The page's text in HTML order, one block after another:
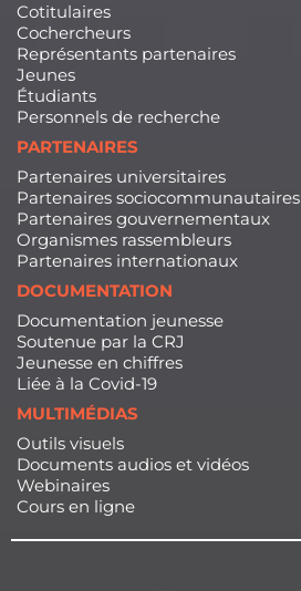
Cotitulaires
Cochercheurs
Représentants partenaires
Jeunes
Étudiants
Personnels de recherche
PARTENAIRES
Partenaires universitaires
Partenaires sociocommunautaires
Partenaires gouvernementaux
Organismes rassembleurs
Partenaires internationaux
DOCUMENTATION
Documentation jeunesse
Soutenue par la CRJ
Jeunesse en chiffres
Liée à la Covid-19
MULTIMÉDIAS
Outils visuels
Documents audios et vidéos
Webinaires
Cours en ligne